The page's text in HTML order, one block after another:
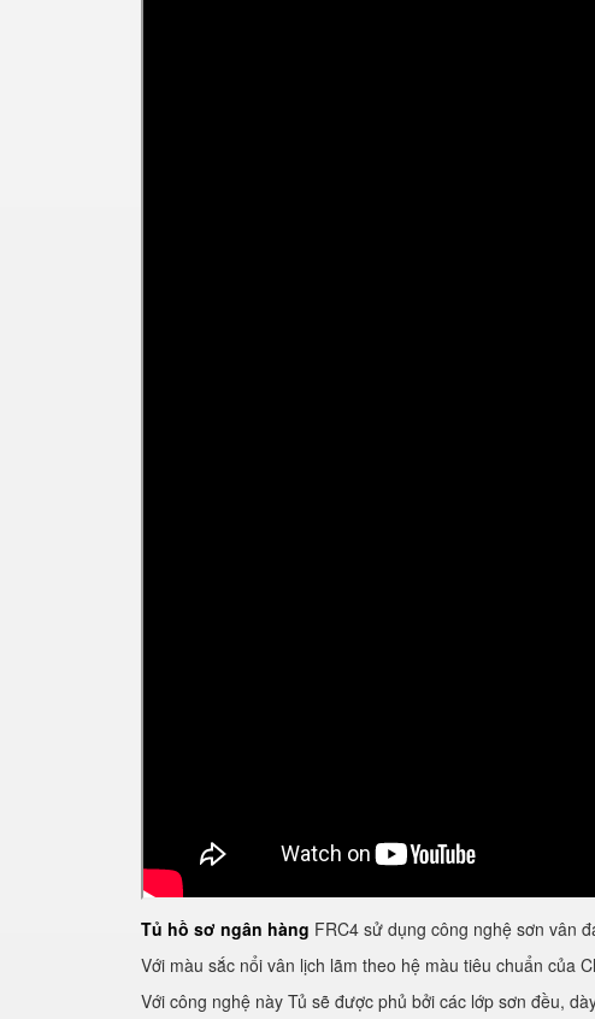
Tủ hồ sơ ngân hàng FRC4 sử dụng công nghệ sơn vân
Với màu sắc nổi vân lịch lãm theo hệ màu tiêu chuẩn của
Với công nghệ này Tủ sẽ được phủ bởi các lớp sơn đều,